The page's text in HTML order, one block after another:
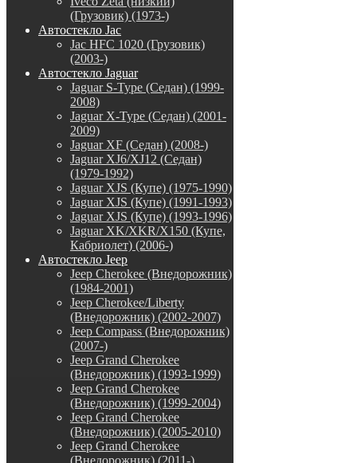
(Грузовик) (1973-)
Автостекло Jac
Jac HFC 1020 (Грузовик)
(2003-)
Автостекло Jaguar
Jaguar S-Type (Седан) (1999-
2008)
Jaguar X-Type (Седан) (2001-
2009)
Jaguar XF (Седан) (2008-)
Jaguar XJ6/XJ12 (Седан)
(1979-1992)
Jaguar XJS (Купе) (1975-1990)
Jaguar XJS (Купе) (1991-1993)
Jaguar XJS (Купе) (1993-1996)
Jaguar XK/XKR/X150 (Купе,
Кабриолет) (2006-)
Автостекло Jeep
Jeep Cherokee (Внедорожник)
(1984-2001)
Jeep Cherokee/Liberty
(Внедорожник) (2002-2007)
Jeep Compass (Внедорожник)
(2007-)
Jeep Grand Cherokee
(Внедорожник) (1993-1999)
Jeep Grand Cherokee
(Внедорожник) (1999-2004)
Jeep Grand Cherokee
(Внедорожник) (2005-2010)
Jeep Grand Cherokee
(Внедорожник) (2011-)